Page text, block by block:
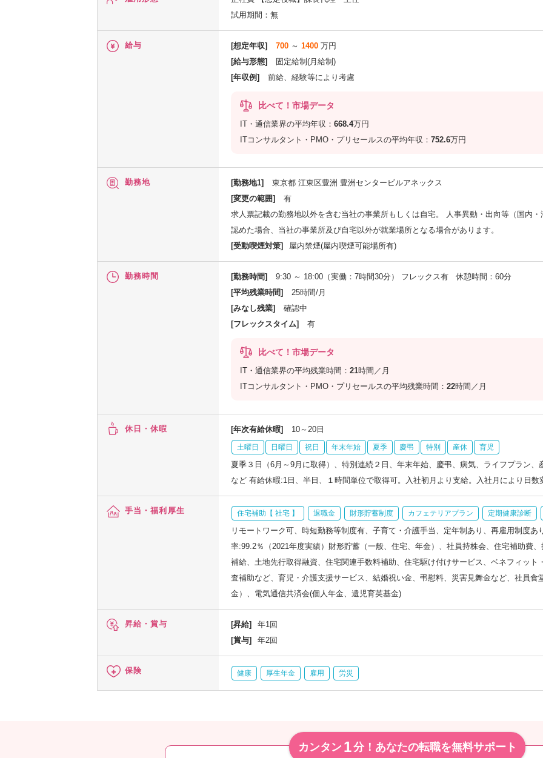
試用期間：無
給与 [想定年収] 700 ～ 1400 万円
[給与形態]
固定給制(月給制)
[年収例]
前給、経験等により考慮
比べて！市場データ
IT・通信業界の平均年収： 668.4万円
ITコンサルタント・PMO・プリセールスの平均年収： 752.6万円
勤務地 [勤務地1]
東京都 江東区豊洲 豊洲センタービルアネックス
[変更の範囲]
有
求人票記載の勤務地以外を含む当社の事業所もしくは自宅。 人事異動・出向等（国内
認めた場合、当社の事業所及び自宅以外が就業場所となる場合があります。
[受動喫煙対策]
屋内禁煙(屋内喫煙可能場所有)
勤務時間 [勤務時間]
9:30 ～ 18:00（実働：7時間30分） フレックス有 休憩時間：60分
[平均残業時間]
25時間/月
[みなし残業]
確認中
[フレックスタイム]
有
比べて！市場データ
IT・通信業界の平均残業時間： 21時間／月
ITコンサルタント・PMO・プリセールスの平均残業時間： 22時間／月
休日・休暇 [年次有給休暇] 10～20日
土曜日 日曜日 祝日 年末年始 夏季 慶弔 特別 産休 育児
夏季３日（6月～9月に取得）、特別連続２日、年末年始、慶弔、病気、ライフプラン
など 有給休暇:1日、半日、１時間単位で取得可。入社初月より支給。入社月により日数
手当・福利厚生 住宅補助【 社宅 】 退職金 財形貯蓄制度 カフェテリアプラン 定期健康診断
リモートワーク可、時短勤務等制度有、子育て・介護手当、定年制あり、再雇用制度
率:99.2％（2021年度実績）財形貯蓄（一般、住宅、年金）、社員持株会、住宅補助費
補給、土地先行取得融資、住宅関連手数料補助、住宅駆け付けサービス、ベネフィッ
査補助など、育児・介護支援サービス、結婚祝い金、弔慰料、災害見舞金など、社員
金）、電気通信共済会(個人年金、遺児育英基金)
昇給・賞与 [昇給]
年1回
[賞与]
年2回
保険 健康 厚生年金 雇用 労災
カンタン 1分！あなたの転職を無料サポート